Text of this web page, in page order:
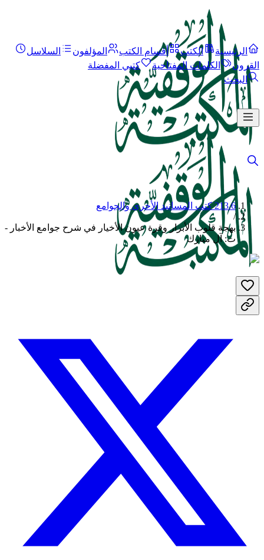
الرئيسية الكتب أقسام الكتب المؤلفون
السلاسل
القرون
الكلمات المفتاحية
كتبي المفضلة
البحث
213.6 كتب المسانيد الأخرى والجوامع
/
بهجة قلوب الأبرار وقرة عيون الأخيار في شرح جوامع الأخبار -
ت: آل مبارك